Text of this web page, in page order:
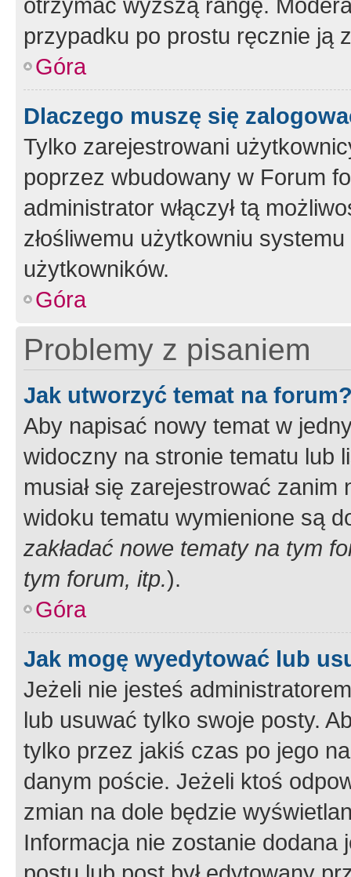
przypadku po prostu ręcznie ją
Góra
Dlaczego muszę się
Tylko zarejestrowani
poprzez wbudowany w Forum
administrator włączył tą
złośliwemu użytkowniu
użytkowników.
Góra
Problemy z pisaniem
Jak utworzyć temat na
Aby napisać nowy temat w
widoczny na stronie tematu lub
musiał się zarejestrować
widoku tematu wymienione są
zakładać nowe tematy na tym
tym forum, itp.).
Góra
Jak mogę wyedytować lub
Jeżeli nie jesteś
lub usuwać tylko swoje posty.
tylko przez jakiś czas po jego
danym poście. Jeżeli ktoś
zmian na dole będzie
Informacja nie zostanie dodana